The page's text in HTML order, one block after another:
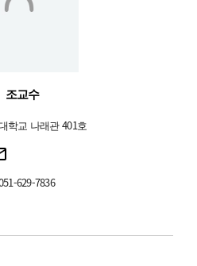
조교수
학교 나래관 401호
629-7836